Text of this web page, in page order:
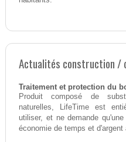
Actualités construction /
Traitement et protection du
Produit composé de
naturelles, LifeTime est
utiliser, et ne demande
économie de temps et d'argent